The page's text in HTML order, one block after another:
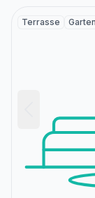
Terrasse Garten